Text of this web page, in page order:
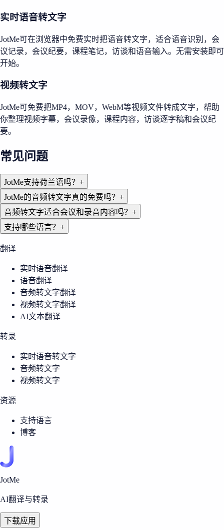
实时语音转文字
JotMe可在浏览器中免费实时把语音转文字，适合语音识别，会
议记录，会议纪要，课程笔记，访谈和语音输入。无需安装即可
开始。
视频转文字
JotMe可免费把MP4，MOV，WebM等视频文件转成文字，帮助
你整理视频字幕，会议录像，课程内容，访谈逐字稿和会议纪
要。
常见问题
JotMe支持荷兰语吗？ +
JotMe的音频转文字真的免费吗？ +
音频转文字适合会议和录音内容吗？ +
支持哪些语言？ +
翻译
实时语音翻译
语音翻译
音频转文字翻译
视频转文字翻译
AI文本翻译
转录
实时语音转文字
音频转文字
视频转文字
资源
支持语言
博客
JotMe
AI翻译与转录
下载应用